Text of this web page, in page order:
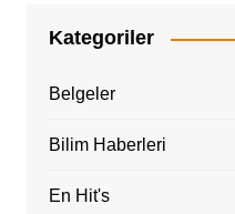
Kategoriler
Belgeler
Bilim Haberleri
En Hit's